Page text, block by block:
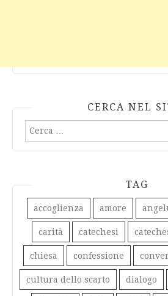
CERCA NEL
Ricerca
per:
TAG
accoglienza amore
carità catechesi
chiesa confessione
cultura dello scarto dialogo